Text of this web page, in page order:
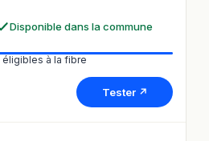
Disponible dans la commune
à la fibre
Tester ↗